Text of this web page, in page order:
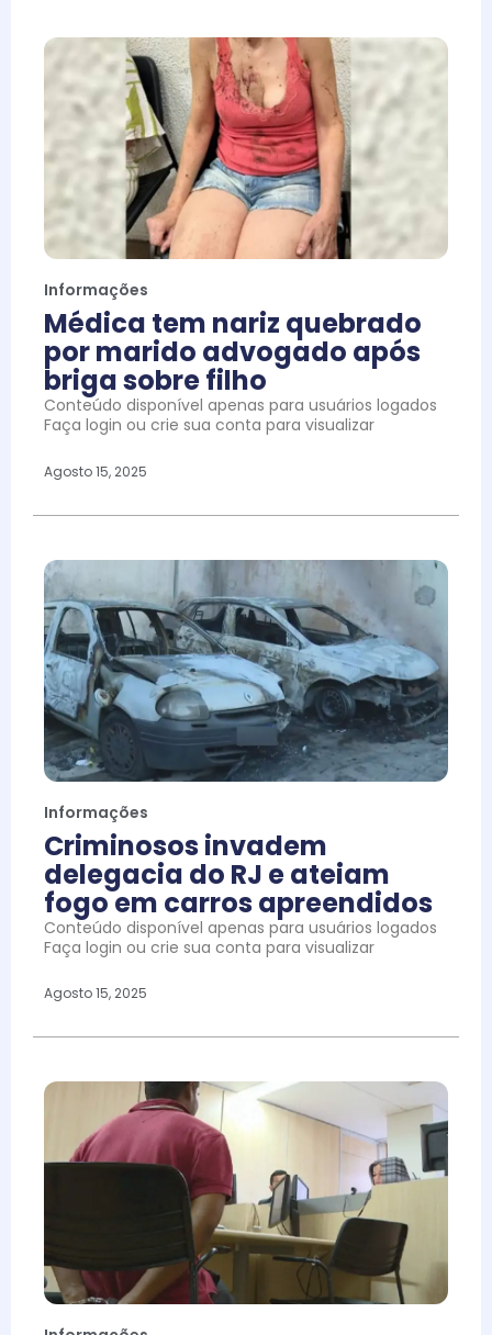
Informações
Médica tem nariz quebrado
por marido advogado após
briga sobre filho
Conteúdo disponível apenas para usuários logados
Faça login ou crie sua conta para visualizar
Agosto 15, 2025
Informações
Criminosos invadem
delegacia do RJ e ateiam
fogo em carros apreendidos
Conteúdo disponível apenas para usuários logados
Faça login ou crie sua conta para visualizar
Agosto 15, 2025